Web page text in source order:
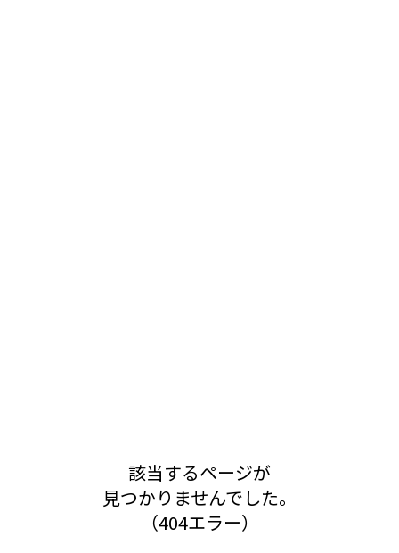
該当するページが
見つかりませんでした。
（404エラー）